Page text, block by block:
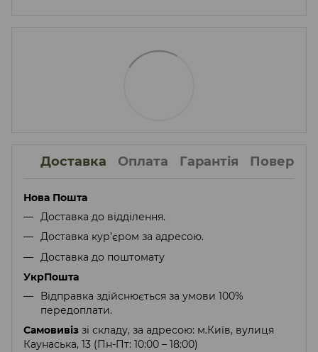
Доставка Оплата Гарантія
Нова Пошта
Доставка до відділення.
Доставка кур’єром за адресою.
Доставка до поштомату
УкрПошта
Відправка здійснюється за умови 100%
передоплати.
Самовивіз зі складу, за адресою: м.Київ, вулиця
Каунаська, 13 (Пн-Пт: 10:00 – 18:00)